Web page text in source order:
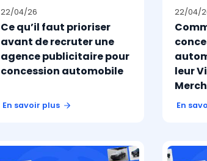
22/04/26
Ce qu’il faut prioriser
avant de recruter une
agence publicitaire pour
concession automobile
En savoir plus
22/04/
leur
En